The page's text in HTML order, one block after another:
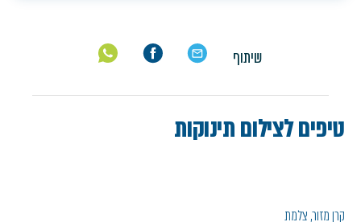
שיתוף
טיפים לצילום תינוקות
קרן מזור, צלמת